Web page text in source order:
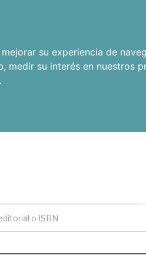
su experiencia de
, medir su interés en nuestros
.